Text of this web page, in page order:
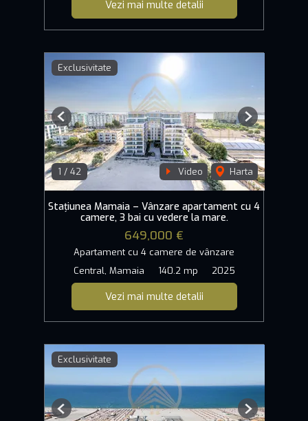
Vezi mai multe detalii
Exclusivitate
1 / 42 Video Harta
Previous Next
Stațiunea Mamaia – Vânzare apartament cu 4
camere, 3 bai cu vedere la mare.
649,000 €
Apartament cu 4 camere de vânzare
Central, Mamaia
140.2 mp 2025
Vezi mai multe detalii
Exclusivitate
Previous Next